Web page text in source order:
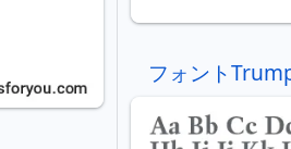
フォント